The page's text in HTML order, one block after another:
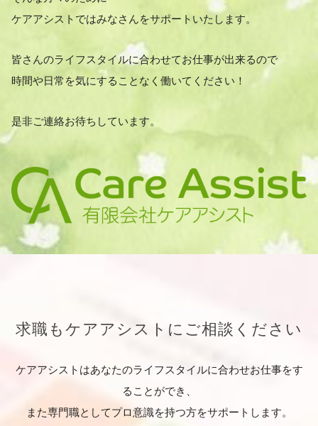
ケアアシストではみなさんをサポートいたします。
皆さんのライフスタイルに合わせてお仕事が出来るので
時間や日常を気にすることなく働いてください！
是非ご連絡お待ちしています。
求職もケアアシストにご相談ください
ケアアシストはあなたのライフスタイルに合わせお仕事をす
ることができ、
また専門職としてプロ意識を持つ方をサポートします。